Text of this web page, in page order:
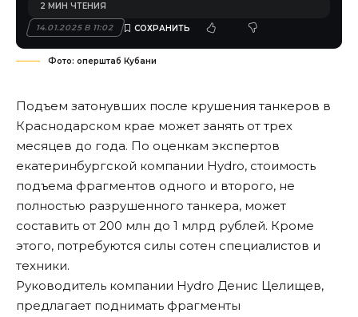
14.01.2025 В 11:02
2 МИН ЧТЕНИЯ
Фото: оперштаб Кубани
Подъем затонувших после крушения танкеров в
Краснодарском крае может занять от трех
месяцев до года. По оценкам экспертов
екатеринбургской компании Hydro, стоимость
подъема фрагментов одного и второго, не
полностью разрушенного танкера, может
составить от 200 млн до 1 млрд рублей. Кроме
этого, потребуются силы сотен специалистов и
техники.
Руководитель компании Hydro Денис Целищев,
предлагает поднимать фрагменты